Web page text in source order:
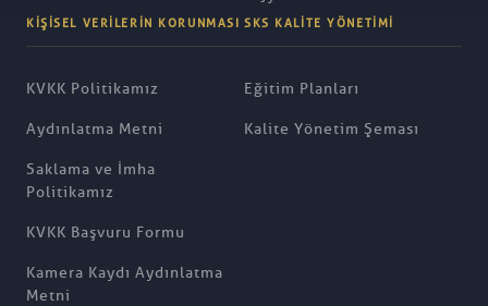
KIŞISEL VERILERIN KORUNMASI
KVKK Politikamız
Aydınlatma Metni
Saklama ve İmha
Politikamız
KVKK Başvuru Formu
Kamera Kaydı Aydınlatma
Metni
SKS KALITE YÖNETIMI
Eğitim Planları
Kalite Yönetim Şeması